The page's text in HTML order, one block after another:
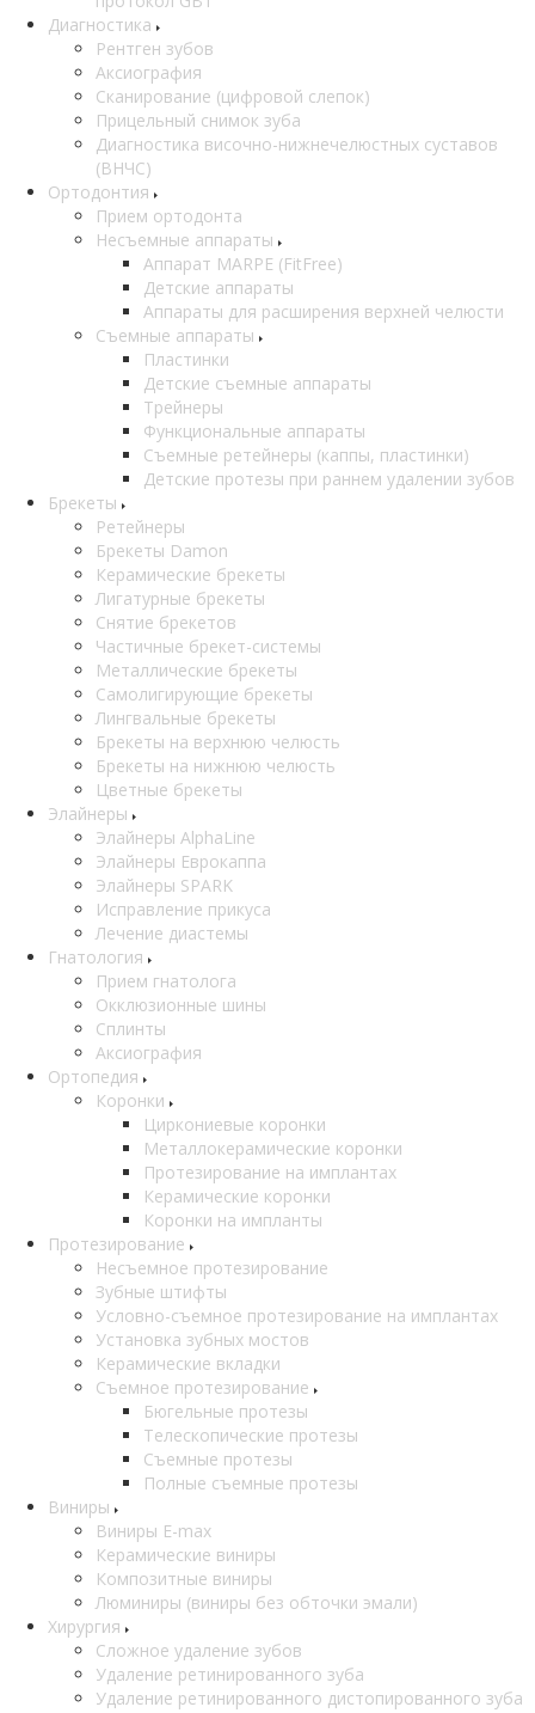
Диагностика
Рентген зубов
Аксиография
Сканирование (цифровой слепок)
Прицельный снимок зуба
Диагностика височно-нижнечелюстных суставов
(ВНЧС)
Ортодонтия
Прием ортодонта
Несъемные аппараты
Аппарат MARPE (FitFree)
Детские аппараты
Аппараты для расширения верхней челюсти
Съемные аппараты
Пластинки
Детские съемные аппараты
Трейнеры
Функциональные аппараты
Съемные ретейнеры (каппы, пластинки)
Детские протезы при раннем удалении зубов
Брекеты
Ретейнеры
Брекеты Damon
Керамические брекеты
Лигатурные брекеты
Снятие брекетов
Частичные брекет-системы
Металлические брекеты
Самолигирующие брекеты
Лингвальные брекеты
Брекеты на верхнюю челюсть
Брекеты на нижнюю челюсть
Цветные брекеты
Элайнеры
Элайнеры AlphaLine
Элайнеры Еврокаппа
Элайнеры SPARK
Исправление прикуса
Лечение диастемы
Гнатология
Прием гнатолога
Окклюзионные шины
Сплинты
Аксиография
Ортопедия
Коронки
Циркониевые коронки
Металлокерамические коронки
Протезирование на имплантах
Керамические коронки
Коронки на импланты
Протезирование
Несъемное протезирование
Зубные штифты
Условно-съемное протезирование на имплантах
Установка зубных мостов
Керамические вкладки
Съемное протезирование
Бюгельные протезы
Телескопические протезы
Съемные протезы
Полные съемные протезы
Виниры
Виниры E-max
Керамические виниры
Композитные виниры
Люминиры (виниры без обточки эмали)
Хирургия
Сложное удаление зубов
Удаление ретинированного зуба
Удаление ретинированного дистопированного зуба